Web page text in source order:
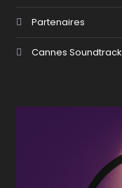
Partenaires
Cannes Soundtrack